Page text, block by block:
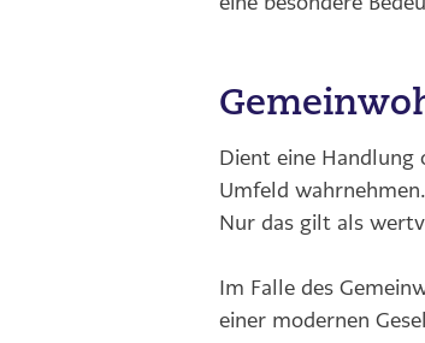
Dient eine Handlung
Umfeld
Nur das gilt als
Im Falle des
einer modernen